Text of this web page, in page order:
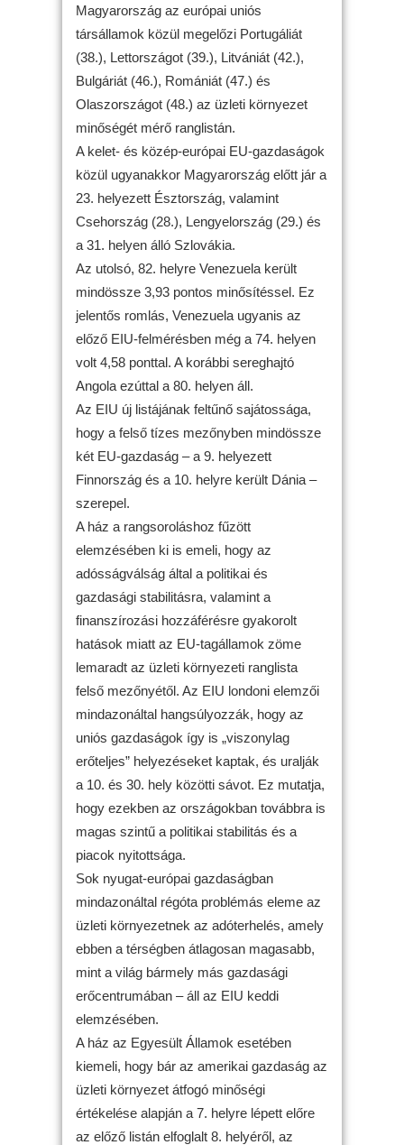
Magyarország az európai uniós
társállamok közül megelőzi Portugáliát
(38.), Lettországot (39.), Litvániát (42.),
Bulgáriát (46.), Romániát (47.) és
Olaszországot (48.) az üzleti környezet
minőségét mérő ranglistán.
A kelet- és közép-európai EU-gazdaságok
közül ugyanakkor Magyarország előtt jár a
23. helyezett Észtország, valamint
Csehország (28.), Lengyelország (29.) és
a 31. helyen álló Szlovákia.
Az utolsó, 82. helyre Venezuela került
mindössze 3,93 pontos minősítéssel. Ez
jelentős romlás, Venezuela ugyanis az
előző EIU-felmérésben még a 74. helyen
volt 4,58 ponttal. A korábbi sereghajtó
Angola ezúttal a 80. helyen áll.
Az EIU új listájának feltűnő sajátossága,
hogy a felső tízes mezőnyben mindössze
két EU-gazdaság – a 9. helyezett
Finnország és a 10. helyre került Dánia –
szerepel.
A ház a rangsoroláshoz fűzött
elemzésében ki is emeli, hogy az
adósságválság által a politikai és
gazdasági stabilitásra, valamint a
finanszírozási hozzáférésre gyakorolt
hatások miatt az EU-tagállamok zöme
lemaradt az üzleti környezeti ranglista
felső mezőnyétől. Az EIU londoni elemzői
mindazonáltal hangsúlyozzák, hogy az
uniós gazdaságok így is „viszonylag
erőteljes” helyezéseket kaptak, és uralják
a 10. és 30. hely közötti sávot. Ez mutatja,
hogy ezekben az országokban továbbra is
magas szintű a politikai stabilitás és a
piacok nyitottsága.
Sok nyugat-európai gazdaságban
mindazonáltal régóta problémás eleme az
üzleti környezetnek az adóterhelés, amely
ebben a térségben átlagosan magasabb,
mint a világ bármely más gazdasági
erőcentrumában – áll az EIU keddi
elemzésében.
A ház az Egyesült Államok esetében
kiemeli, hogy bár az amerikai gazdaság az
üzleti környezet átfogó minőségi
értékelése alapján a 7. helyre lépett előre
az előző listán elfoglalt 8. helyéről, az